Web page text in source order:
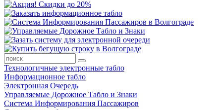
Технологичные электронные табло
Информационное табло
Электронная Очередь
Управляемые Дорожное Табло и Знаки
Система Информирования Пассажиров